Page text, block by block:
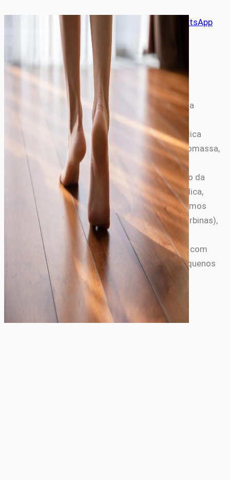
Compartilhe este artigo Facebook LinkedIn WhatsApp
Equipe de Energia
A Equipe de Energia do Portal Ekko Green cobre a
transição energética brasileira: energia solar
fotovoltaica residencial e comercial, energia eólica
onshore e offshore, mini geração distribuída, biomassa,
hidrelétrica de pequeno porte e demais fontes
renováveis. Acompanhamos o marco regulatório da
ANEEL, dados de geração da ABSOLAR e ABEEólica,
projetos do MME e leilões A-4/A-5/A-6. Produzimos
guias de custo (R$/kWh, payback de painéis e turbinas),
análises de novos modelos de equipamentos, e
cobertura de tendências de mercado — sempre com
foco em decisões práticas para residências, pequenos
negócios e profissionais do setor.
Artigos relacionados